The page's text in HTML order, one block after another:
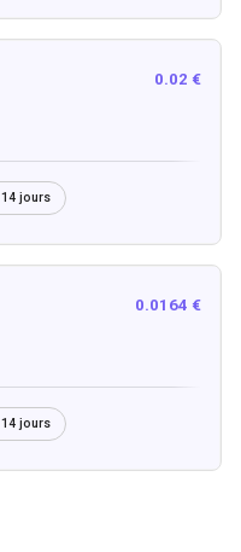
0.02 €
14 jours
0.0164 €
14 jours